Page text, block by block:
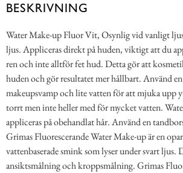
BESKRIVNING
Water Make-up Fluor Vit, Osynlig vid vanligt
ljus. Appliceras direkt på huden, viktigt att du
ren och inte alltför fet hud. Detta gör att
huden och gör resultatet mer hållbart. Använd
makeupsvamp och lite vatten för att mjuka upp
torrt men inte heller med för mycket vatten.
appliceras på obehandlat hår. Använd en
Grimas Fluorescerande Water Make-up är en
vattenbaserade smink som lyser under svart ljus.
ansiktsmålning och kroppsmålning. Grimas